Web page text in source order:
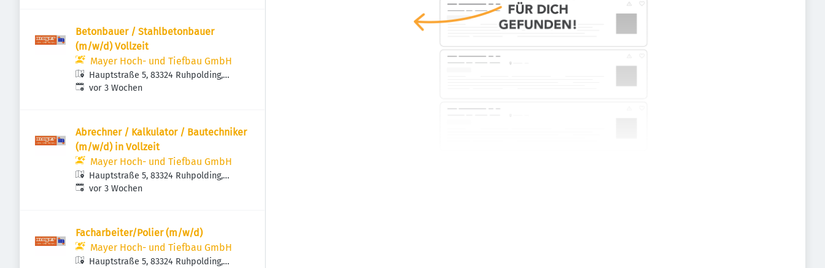
Betonbauer / Stahlbetonbauer
(m/w/d) Vollzeit
Mayer Hoch- und Tiefbau GmbH
Hauptstraße 5, 83324 Ruhpolding,
Deutschland
Veröffentlicht:
vor 3 Wochen
Abrechner / Kalkulator / Bautechniker
(m/w/d) in Vollzeit
Mayer Hoch- und Tiefbau GmbH
Hauptstraße 5, 83324 Ruhpolding,
Deutschland
Veröffentlicht:
vor 3 Wochen
Facharbeiter/Polier (m/w/d)
Mayer Hoch- und Tiefbau GmbH
Hauptstraße 5, 83324 Ruhpolding,